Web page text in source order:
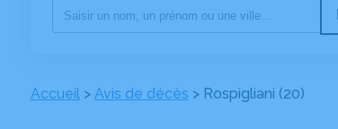
Accueil> Avis de décès > Rospigliani (20)